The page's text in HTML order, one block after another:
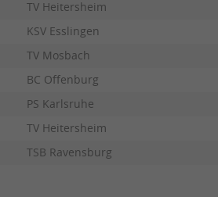
TV Heitersheim
KSV Esslingen
TV Mosbach
BC Offenburg
PS Karlsruhe
TV Heitersheim
TSB Ravensburg